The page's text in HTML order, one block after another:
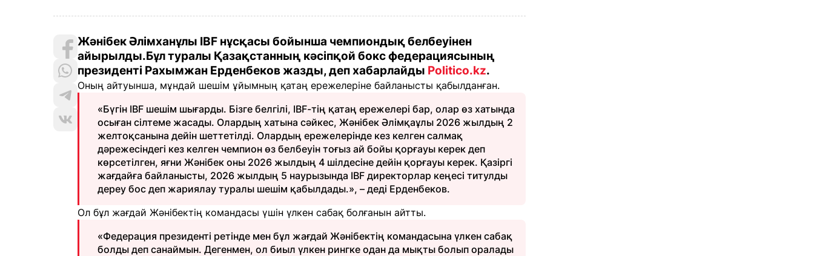
Жәнібек Әлімханұлы IBF нұсқасы бойынша чемпиондық белбеуінен
айырылды.Бұл туралы Қазақстанның кәсіпқой бокс федерациясының
президенті Рахымжан Ерденбеков жазды, деп хабарлайды Politico.kz.
Оның айтуынша, мұндай шешім ұйымның қатаң ережелеріне байланысты қабылданған.
«Бүгін IBF шешім шығарды. Бізге белгілі, IBF-тің қатаң ережелері бар, олар өз хатында
осыған сілтеме жасады. Олардың хатына сәйкес, Жәнібек Әлімқаұлы 2026 жылдың 2
желтоқсанына дейін шеттетілді. Олардың ережелерінде кез келген салмақ
дәрежесіндегі кез келген чемпион өз белбеуін тоғыз ай бойы қорғауы керек деп
көрсетілген, яғни Жәнібек оны 2026 жылдың 4 шілдесіне дейін қорғауы керек. Қазіргі
жағдайға байланысты, 2026 жылдың 5 наурызында IBF директорлар кеңесі титулды
дереу бос деп жариялау туралы шешім қабылдады.», – деді Ерденбеков.
Ол бұл жағдай Жәнібектің командасы үшін үлкен сабақ болғанын айтты.
«Федерация президенті ретінде мен бұл жағдай Жәнібектің командасына үлкен сабақ
болды деп санаймын. Дегенмен, ол биыл үлкен рингке одан да мықты болып оралады